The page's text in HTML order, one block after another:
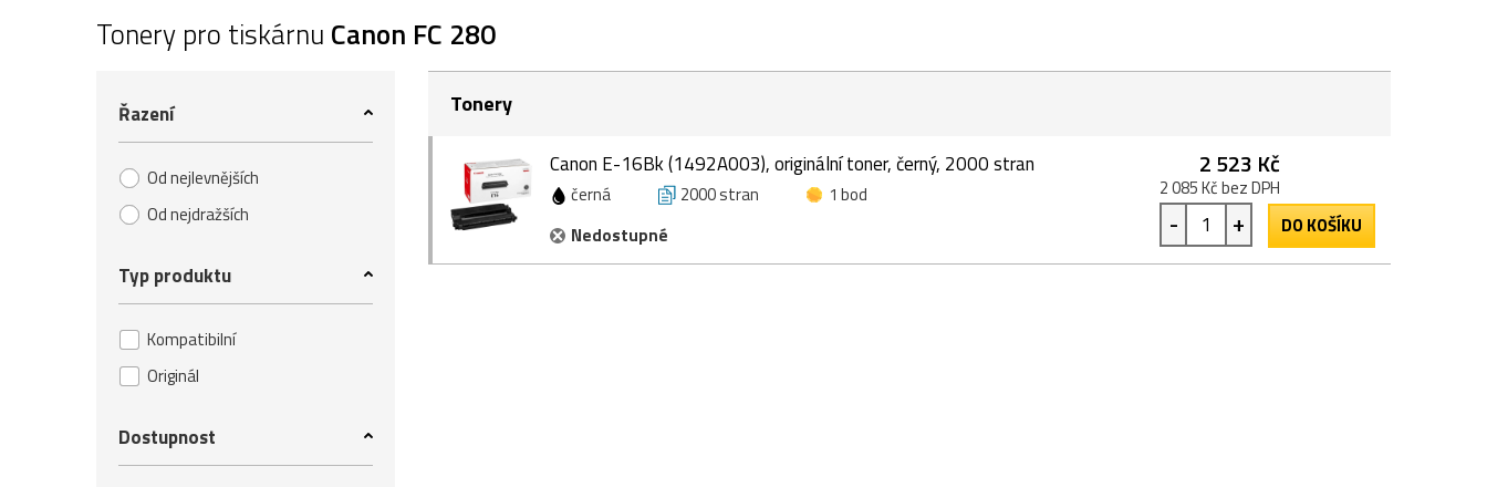
Tonery pro tiskárnu Canon FC 280
Řazení
Od nejlevnějších
Od nejdražších
Typ produktu
Kompatibilní
Originál
Dostupnost
Tonery
Canon E-16Bk (1492A003), originální toner, černý, 2000 stran
černá 2000 stran
1 bod
Nedostupné
2 523 Kč
2 085 Kč bez DPH
- + DO KOŠÍKU